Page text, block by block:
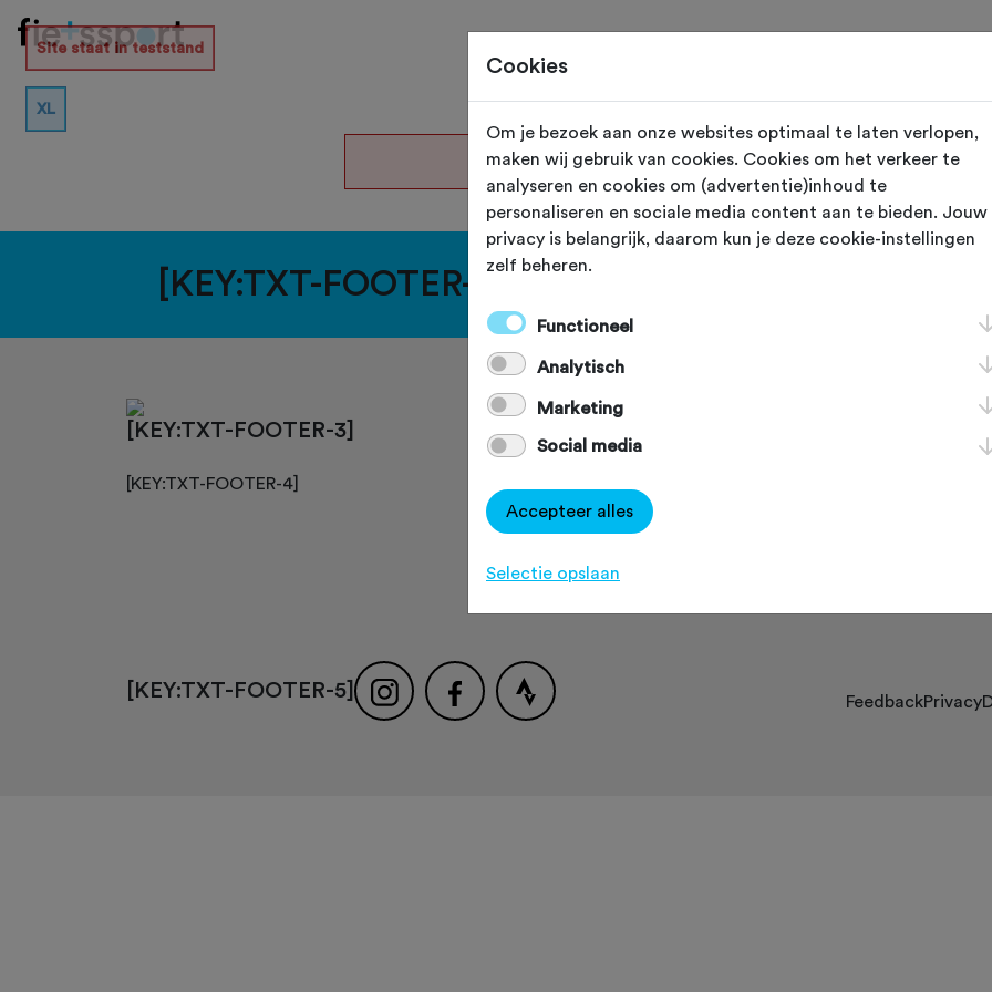
Site staat in teststand
XL
De vereniging met nummer "103023" is niet
[KEY:TXT-FOOTER-1]
[KEY:TXT-FOOTER-3]
[KEY:TXT-FOOTER-4]
Over Fietssport
[KEY:TXT-FOOTER-5] FeedbackPrivacy
Cookies
Om je bezoek aan onze websites optimaal te laten verlopen,
maken wij gebruik van cookies. Cookies om het verkeer te
analyseren en cookies om (advertentie)inhoud te
personaliseren en sociale media content aan te bieden. Jouw
privacy is belangrijk, daarom kun je deze cookie-instellingen
zelf beheren.
Functioneel
Analytisch
Marketing
Social media
Accepteer alles
Selectie opslaan